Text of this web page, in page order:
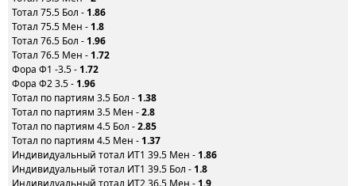
Тотал 75.5 Бол - 1.86
Тотал 75.5 Мен - 1.8
Тотал 76.5 Бол - 1.96
Тотал 76.5 Мен - 1.72
Фора Ф1 -3.5 - 1.72
Фора Ф2 3.5 - 1.96
Тотал по партиям 3.5 Бол - 1.38
Тотал по партиям 3.5 Мен -2.8
Тотал по партиям 4.5 Бол -2.85
Тотал по партиям 4.5 Мен - 1.37
Индивидуальный тотал ИТ1 39.5 Мен - 1.86
Индивидуальный тотал ИТ1 39.5 Бол - 1.8
Индивидуальный тотал ИТ2 36.5 Мен - 1.9